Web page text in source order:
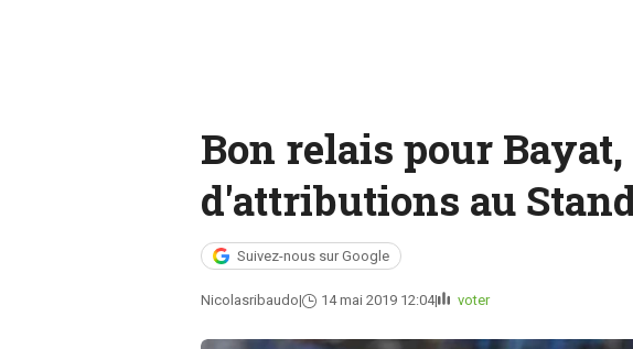
Bon relais pour
d'attributions au
Suivez-nous sur Google
Nicolasribaudo 14 mai 2019 12:04 voter